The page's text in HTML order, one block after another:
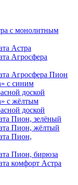
с монолитным
Астра
Агросфера
Агросфера Пион
с синим
доской
с жёлтым
доской
Пион, зелёный
Пион, жёлтый
Пион,
Пион, бирюза
комфорт Астра